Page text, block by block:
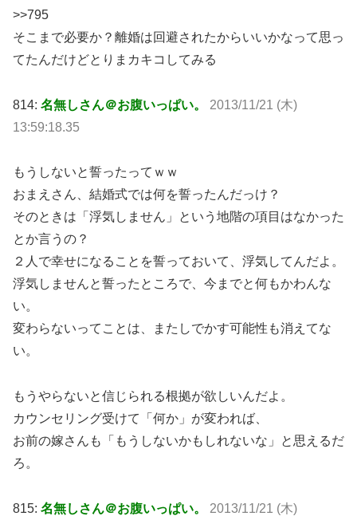
>>795
そこまで必要か？離婚は回避されたからいいかなって思っ
てたんだけどとりまカキコしてみる
814: 名無しさん＠お腹いっぱい。 2013/11/21 (木)
13:59:18.35
もうしないと誓ったってｗｗ
おまえさん、結婚式では何を誓ったんだっけ？
そのときは「浮気しません」という地階の項目はなかった
とか言うの？
２人で幸せになることを誓っておいて、浮気してんだよ。
浮気しませんと誓ったところで、今までと何もかわんな
い。
変わらないってことは、またしでかす可能性も消えてな
い。
もうやらないと信じられる根拠が欲しいんだよ。
カウンセリング受けて「何か」が変われば、
お前の嫁さんも「もうしないかもしれないな」と思えるだ
ろ。
815: 名無しさん＠お腹いっぱい。 2013/11/21 (木)